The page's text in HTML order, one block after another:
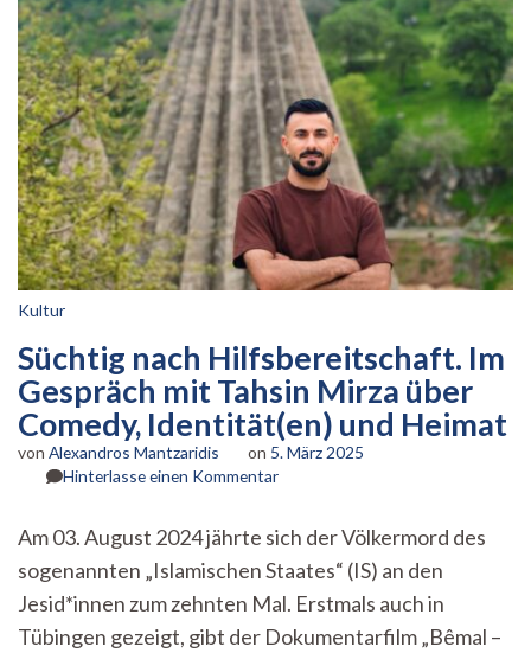
Kultur
Süchtig nach Hilfsbereitschaft. Im
Gespräch mit Tahsin Mirza über
Comedy, Identität(en) und Heimat
von Alexandros Mantzaridis on 5. März 2025
Hinterlasse einen Kommentarzu
Hilfsbereitschaft.
Im
Gespräch
mit
Tahsin
Am 03. August 2024 jährte sich der Völkermord des
sogenannten „Islamischen Staates“ (IS) an den
Jesid*innen zum zehnten Mal. Erstmals auch in
Tübingen gezeigt, gibt der Dokumentarfilm „Bêmal –